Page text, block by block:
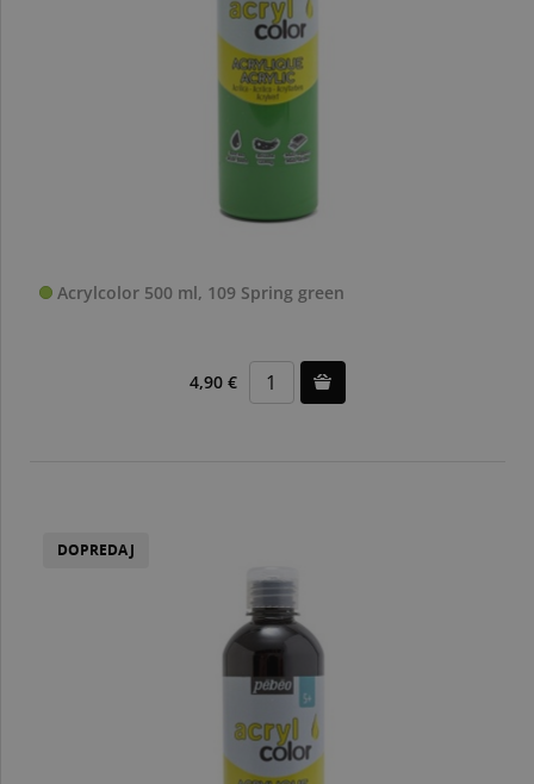
Acrylcolor 500 ml, 109 Spring green
4,90 €
DOPREDAJ